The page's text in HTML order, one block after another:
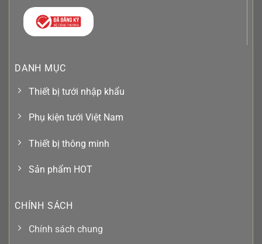
DANH MỤC
Thiết bị tưới nhập khẩu
Phụ kiện tưới Việt Nam
Thiết bị thông minh
Sản phẩm HOT
CHÍNH SÁCH
Chính sách chung